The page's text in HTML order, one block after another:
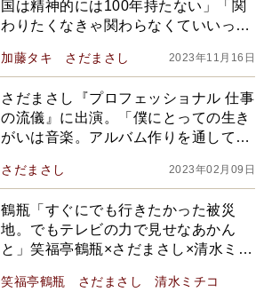
国は精神的には100年持たない」「関
わりたくなきゃ関わらなくていいって
加藤タキ さだまさし 2023年11月16日
さだまさし『プロフェッショナル 仕事
の流儀』に出演。「僕にとっての生き
がいは音楽。アルバム作りを通して、
さだまさし 2023年02月09日
鶴瓶「すぐにでも行きたかった被災
地。でもテレビの力で見せなあかん
と」笑福亭鶴瓶×さだまさし×清水ミチ
笑福亭鶴瓶 さだまさし 清水ミチコ